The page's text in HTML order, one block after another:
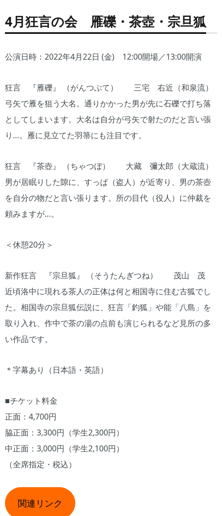
4月狂言の会 雁礫・茶壺・宗旦狐
公演日時：2022年4月22日 (金) 12:00開場／13:00開演
狂言 『雁礫』 （がんつぶて） 三宅 右近（和泉流）
弓矢で雁を狙う大名。通りかかった男が先に石礫で打ち落
としてしまいます。大名は自分が弓矢で射たのだと言い張
り…。雁に見立てた羽箒にも注目です。
狂言 『茶壺』 （ちゃつぼ） 大藏 彌太郎（大蔵流）
男が居眠りした隙に、すっぱ（盗人）が近寄り、男の茶壺
を自分の物だと言い張ります。所の目代（役人）に仲裁を
頼みますが…。
＜休憩20分＞
新作狂言 『宗旦狐』 （そうたんぎつね） 茂山 茂
近頃洛中に現れる茶人の正体は何と相国寺に住む古狐でし
た。相国寺の宗旦狐伝説に、狂言「釣狐」や能「八島」を
取り入れ、作中で茶の湯の点前も演じられるなど見所の多
い作品です。
＊字幕あり（日本語・英語）
■チケット料金
正面：4,700円
脇正面：3,300円（学生2,300円）
中正面：3,000円（学生2,100円）
（全席指定・税込）
関連リンク